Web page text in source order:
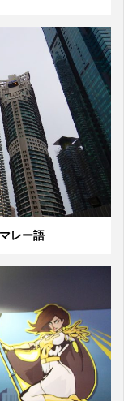
レー語